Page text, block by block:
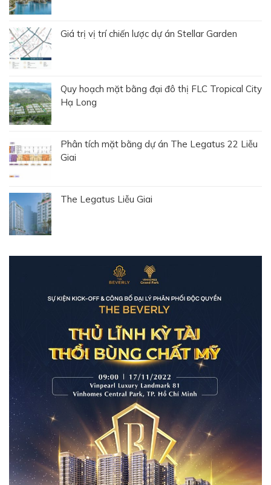
Giá trị vị trí chiến lược dự án Stellar Garden
Quy hoạch mặt bằng đại đô thị FLC Tropical City
Hạ Long
Phân tích mặt bằng dự án The Legatus 22 Liễu
Giai
The Legatus Liễu Giai